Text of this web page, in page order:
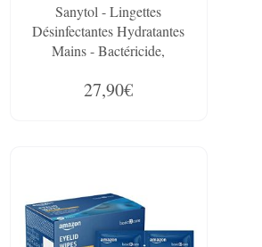
Sanytol - Lingettes
Désinfectantes Hydratantes
Mains - Bactéricide,
Rinçage - Parfum Thé Vert -
27,90€